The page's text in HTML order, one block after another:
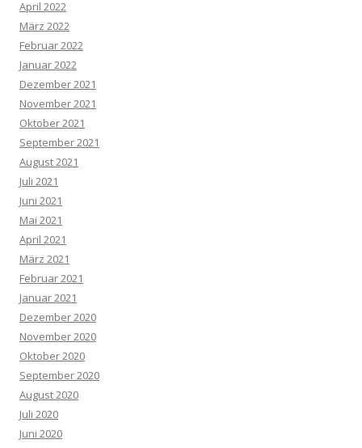
April 2022
März 2022
Februar 2022
Januar 2022
Dezember 2021
November 2021
Oktober 2021
September 2021
August 2021
Juli 2021
Juni 2021
Mai 2021
April 2021
März 2021
Februar 2021
Januar 2021
Dezember 2020
November 2020
Oktober 2020
September 2020
August 2020
Juli 2020
Juni 2020